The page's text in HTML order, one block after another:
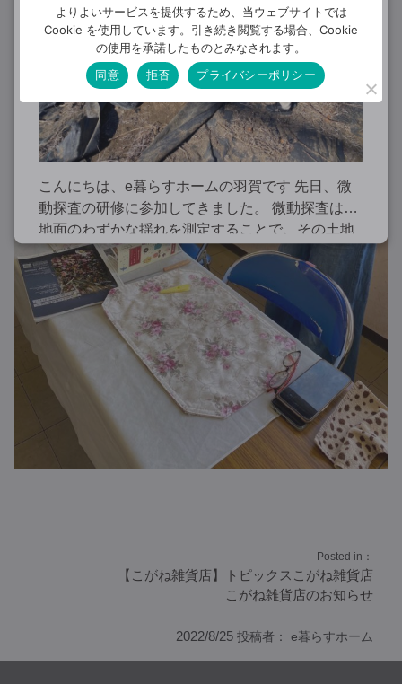
Posted in：
【こがね雑貨店】トピックス こがね雑貨店
こがね雑貨店のお知らせ
2022/8/25 投稿者： e暮らすホーム
こんにちは、e暮らすホームの羽賀です 先日、微
動探査の研修に参加してきました。 微動探査は、
地面のわずかな揺れを測定することで、その土地
が持つ地盤の特性を把握するための調査です。 一
般的に住宅を建てる際、地盤が建物を支え […]
よりよいサービスを提供するため、当ウェブサイトでは
Cookie を使用しています。引き続き閲覧する場合、Cookie
の使用を承諾したものとみなされます。
同意
拒否 プライバシーポリシー